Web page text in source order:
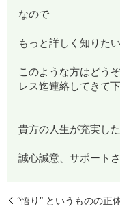
なので
もっと詳しく知りた
このような方はどう
レス迄連絡してきて下
貴方の人生が充実し
誠心誠意、サポート
“悟り” というものの正